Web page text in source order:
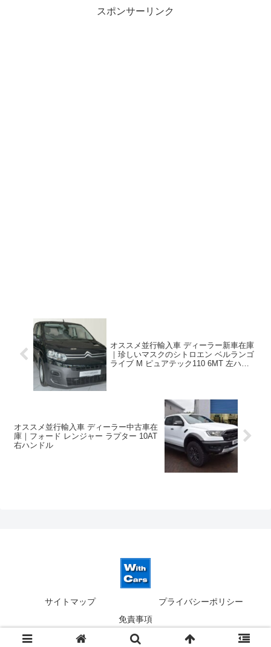
スポンサーリンク
オススメ並行輸入車 ディーラー新車在庫
｜珍しいマスクのシトロエン ベルランゴ
ライブ M ピュアテック110 6MT 左ハンド
オススメ並行輸入車 ディーラー中古車在
庫｜フォード レンジャー ラプター 10AT
右ハンドル
サイトマップ
プライバシーポリシー
免責事項
© 2019-2026 ウィズカーズ｜新横浜 欧州車の並行輸入.